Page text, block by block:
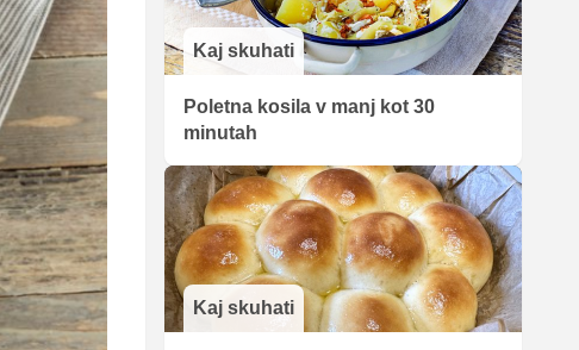
Kaj skuhati
Poletna kosila v manj kot 30
minutah
Kaj skuhati